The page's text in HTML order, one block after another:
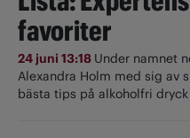
favoriter
24 juni 13:18 Under namnet
Alexandra Holm med sig av
bästa tips på alkoholfri